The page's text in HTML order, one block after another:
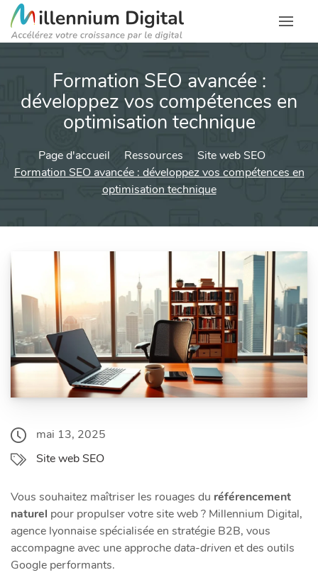
Formation SEO avancée :
développez vos compétences en
optimisation technique
Page d'accueil Ressources
Site web SEO
Formation SEO avancée : développez vos compétences en
optimisation technique
mai 13, 2025
Site web SEO
Vous souhaitez maîtriser les rouages du référencement
naturel pour propulser votre site web ? Millennium Digital,
agence lyonnaise spécialisée en stratégie B2B, vous
accompagne avec une approchedata-driven et des outils
Google performants.